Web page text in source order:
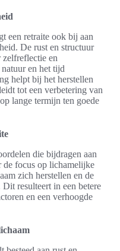
een retraite ook bij aan
De rust en structuur
zelfreflectie en
en het tijd
helpt bij het herstellen
tot een verbetering van
lange termijn ten goede
die bijdragen aan
focus op lichamelijke
zich herstellen en de
resulteert in een betere
en een verhoogde